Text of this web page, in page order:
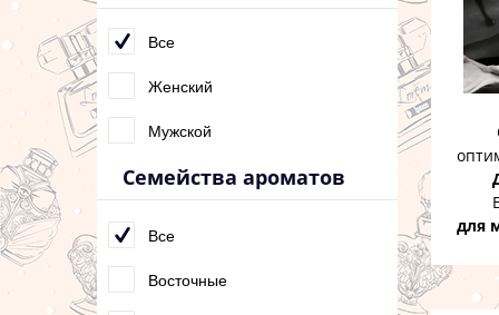
Все
Женский
Мужской
Семейства ароматов
Все
Восточные
для